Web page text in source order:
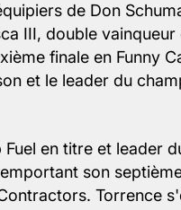
de Don
III, double
finale en Funny
et le leader du
en titre et leader
son
Torrence